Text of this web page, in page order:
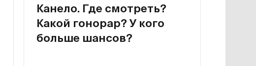
Канело. Где смотреть?
Какой гонорар? У кого
больше шансов?